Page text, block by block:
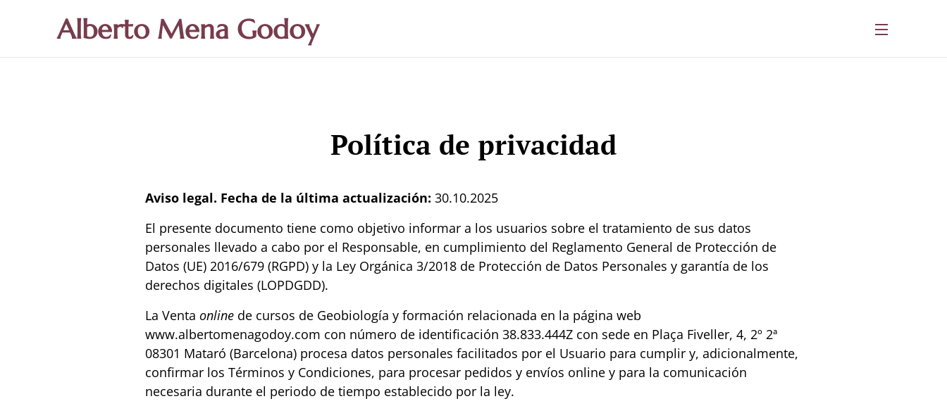
Alberto Mena Godoy
Política de privacidad
Aviso legal. Fecha de la última actualización: 30.10.2025
El presente documento tiene como objetivo informar a los usuarios sobre el tratamiento de sus datos
personales llevado a cabo por el Responsable, en cumplimiento del Reglamento General de Protección de
Datos (UE) 2016/679 (RGPD) y la Ley Orgánica 3/2018 de Protección de Datos Personales y garantía de los
derechos digitales (LOPDGDD).
La Venta onlinede cursos de Geobiología y formación relacionada en la página web
www.albertomenagodoy.com con número de identificación 38.833.444Z con sede en Plaça Fiveller, 4, 2º 2ª
08301 Mataró (Barcelona) procesa datos personales facilitados por el Usuario para cumplir y, adicionalmente,
confirmar los Términos y Condiciones, para procesar pedidos y envíos online y para la comunicación
necesaria durante el periodo de tiempo establecido por la ley.